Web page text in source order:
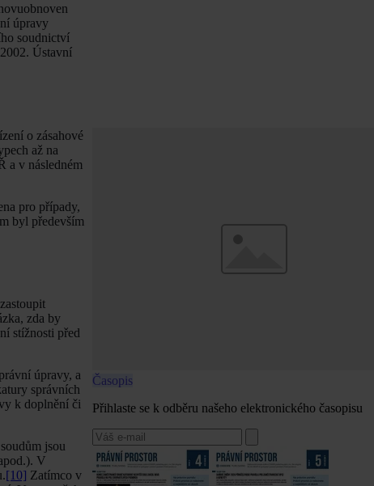
úpravy
soudnictví
Ústavní
o zásahové
až na
a v následném
pro případy,
byl především
zda by
stížnosti před
úpravy, a
správních
k doplnění či
jsou
V
[10] Zatímco v
Časopis
Přihlaste se k odběru našeho elektronického časopisu